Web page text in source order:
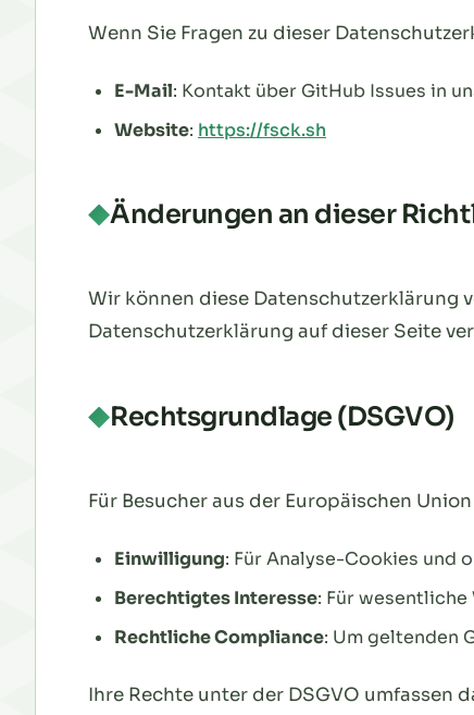
Wenn Sie Fragen zu dieser
E-Mail: Kontakt über GitHub Issues in
Website: https://fsck.sh
Änderungen an dieser
Wir können diese Datenschutzerklärung
Datenschutzerklärung auf dieser Seite
Rechtsgrundlage (DSGVO)
Für Besucher aus der Europäischen
Einwilligung: Für Analyse-Cookies und
Berechtigtes Interesse: Für
Rechtliche Compliance: Um geltenden
Ihre Rechte unter der DSGVO umfassen